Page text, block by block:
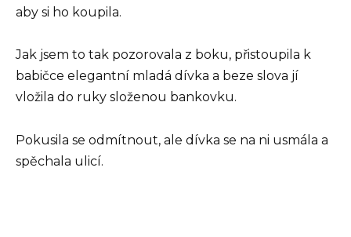
aby si ho koupila.
Jak jsem to tak pozorovala z boku, přistoupila k
babičce elegantní mladá dívka a beze slova jí
vložila do ruky složenou bankovku.
Pokusila se odmítnout, ale dívka se na ni usmála a
spěchala ulicí.